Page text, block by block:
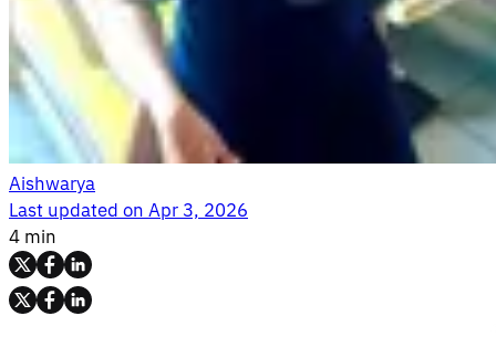
Aishwarya
Last updated onApr 3, 2026
4 min